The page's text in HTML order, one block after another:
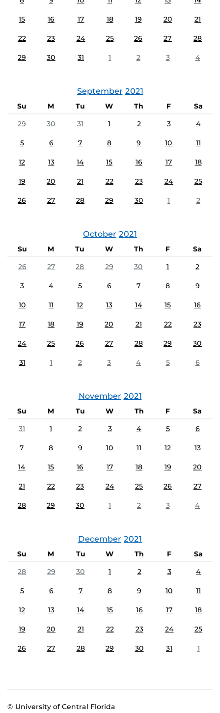
15 16 17 18 19 20 21
22 23 24 25 26 27 28
29 30 31 1 2 3 4
September 2021
Su M Tu W Th F
Sa
29
30 31 1 2 3 4
5 6 7 8 9 10 11
12 13 14 15 16 17 18
19 20 21 22 23 24 25
26 27 28 29 30 1 2
October 2021
Su M Tu W Th F
Sa
26
27 28 29 30 1 2
3 4 5 6 7 8 9
10 11 12 13 14 15 16
17 18 19 20 21 22 23
24 25 26 27 28 29 30
31 1 2 3 4 5 6
November 2021
Su M Tu W Th F
Sa
31
1 2 3 4 5 6
7 8 9 10 11 12 13
14 15 16 17 18 19 20
21 22 23 24 25 26 27
28 29 30 1 2 3 4
December 2021
Su M Tu W Th F
Sa
28
29 30 1 2 3 4
5 6 7 8 9 10 11
12 13 14 15 16 17 18
19 20 21 22 23 24 25
26 27 28 29 30 31 1
© University of Central Florida